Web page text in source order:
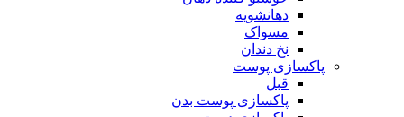
دهانشویه
مسواک
نخ دندان
پاکسازی پوست
قبل
پاکسازی پوست بدن